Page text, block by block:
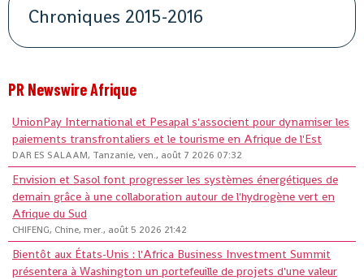
Chroniques 2015-2016
PR Newswire Afrique
UnionPay International et Pesapal s'associent pour dynamiser les
paiements transfrontaliers et le tourisme en Afrique de l'Est
DAR ES SALAAM, Tanzanie, ven., août 7 2026 07:32
Envision et Sasol font progresser les systèmes énergétiques de
demain grâce à une collaboration autour de l'hydrogène vert en
Afrique du Sud
CHIFENG, Chine, mer., août 5 2026 21:42
Bientôt aux États-Unis : l'Africa Business Investment Summit
présentera à Washington un portefeuille de projets d'une valeur